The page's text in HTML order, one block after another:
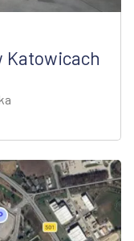
Katowicach